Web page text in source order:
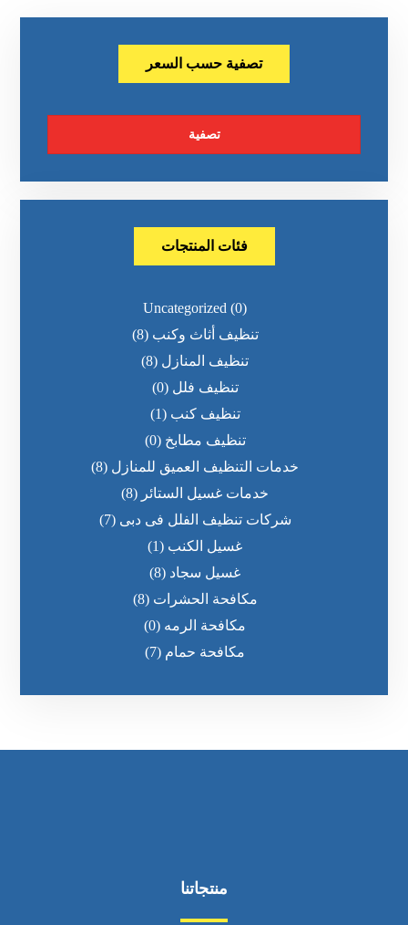
تصفية حسب السعر
تصفية
فئات المنتجات
Uncategorized (0)
تنظيف أثاث وكنب (8)
تنظيف المنازل (8)
تنظيف فلل (0)
تنظيف كنب (1)
تنظيف مطابخ (0)
خدمات التنظيف العميق للمنازل (8)
خدمات غسيل الستائر (8)
شركات تنظيف الفلل فى دبى (7)
غسيل الكنب (1)
غسيل سجاد (8)
مكافحة الحشرات (8)
مكافحة الرمه (0)
مكافحة حمام (7)
منتجاتنا